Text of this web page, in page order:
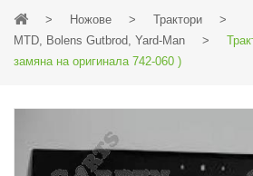
> Ножове > Трактори
>
MTD, Bolens Gutbrod, Yard-Man
>
замяна на оригинала 742-060 )